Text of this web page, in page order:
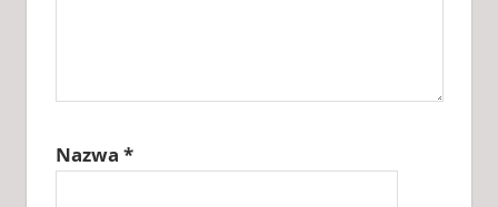
Nazwa *